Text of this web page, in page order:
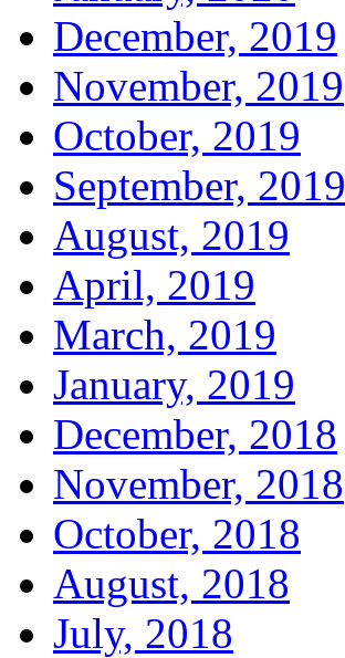
December, 2019
November, 2019
October, 2019
September, 2019
August, 2019
April, 2019
March, 2019
January, 2019
December, 2018
November, 2018
October, 2018
August, 2018
July, 2018